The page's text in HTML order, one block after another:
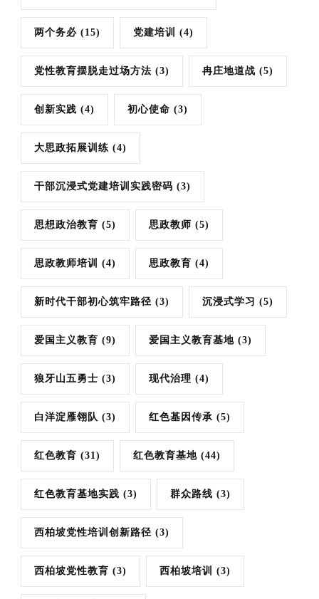
两个务必 (15) 党建培训 (4)
党性教育摆脱走过场方法 (3) 冉庄地道战 (5)
创新实践 (4) 初心使命 (3)
大思政拓展训练 (4)
干部沉浸式党建培训实践密码 (3)
思想政治教育 (5) 思政教师 (5)
思政教师培训 (4) 思政教育 (4)
新时代干部初心筑牢路径 (3) 沉浸式学习 (5)
爱国主义教育 (9) 爱国主义教育基地 (3)
狼牙山五勇士 (3) 现代治理 (4)
白洋淀雁翎队 (3) 红色基因传承 (5)
红色教育 (31) 红色教育基地 (44)
红色教育基地实践 (3) 群众路线 (3)
西柏坡党性培训创新路径 (3)
西柏坡党性教育 (3) 西柏坡培训 (3)